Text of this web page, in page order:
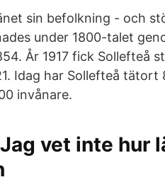
sin befolkning - och
under 1800-talet
År 1917 fick Sollefteå
Idag har Sollefteå tätort
invånare.
vet inte hur